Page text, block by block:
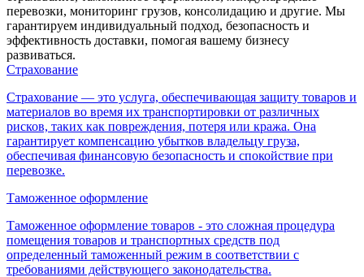
перевозки, мониторинг грузов, консолидацию и другие. Мы
гарантируем индивидуальный подход, безопасность и
эффективность доставки, помогая вашему бизнесу
развиваться.
Страхование
Страхование — это услуга, обеспечивающая защиту товаров и
материалов во время их транспортировки от различных
рисков, таких как повреждения, потеря или кража. Она
гарантирует компенсацию убытков владельцу груза,
обеспечивая финансовую безопасность и спокойствие при
перевозке.
Таможенное оформление
Таможенное оформление товаров - это сложная процедура
помещения товаров и транспортных средств под
определенный таможенный режим в соответствии с
требованиями действующего законодательства.